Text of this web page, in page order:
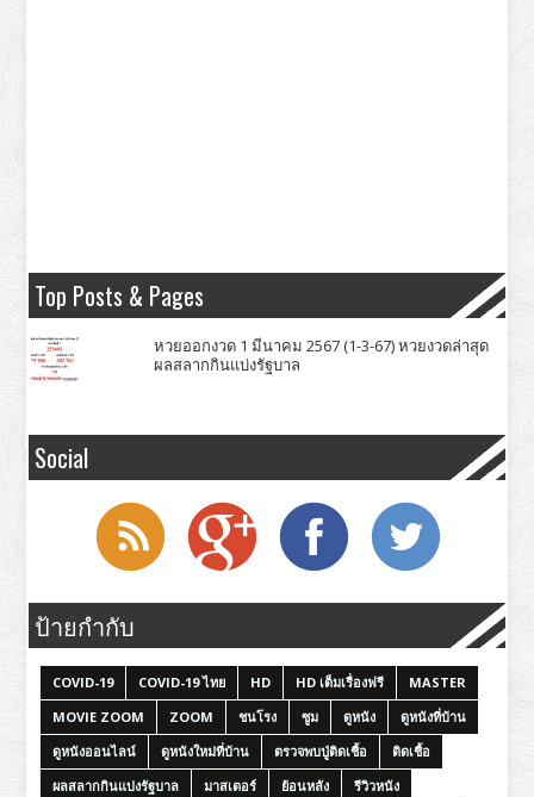
Top Posts & Pages
หวยออกงวด 1 มีนาคม 2567 (1-3-67) หวยงวดล่าสุด
ผลสลากกินแบ่งรัฐบาล
Social
ป้ายกำกับ
COVID-19 COVID-19 ไทย HD HD เต็มเรื่องฟรี
MASTER
MOVIE ZOOM
ZOOM ชนโรง ซูม ดูหนัง
ดูหนังที่บ้าน
ดูหนังออนไลน์
ดูหนังใหม่ที่บ้าน ตรวจพบปู่ติดเชื้อ
ติดเชื้อ
ผลสลากกินแบ่งรัฐบาล
มาสเตอร์ ย้อนหลัง
รีวิวหนัง